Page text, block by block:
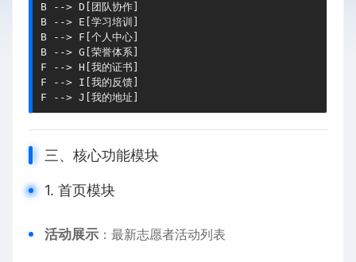
B --> D[团队协作]
B --> E[学习培训]
B --> F[个人中心]
B --> G[荣誉体系]
F --> H[我的证书]
F --> I[我的反馈]
F --> J[我的地址]
三、核心功能模块
1. 首页模块
​活动展示​ ​：最新志愿者活动列表